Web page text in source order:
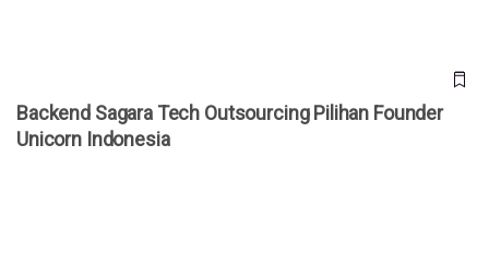
Backend Sagara Tech Outsourcing Pilihan Founder
Unicorn Indonesia